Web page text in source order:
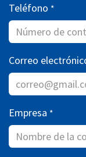
Teléfono *
Correo
Empresa *